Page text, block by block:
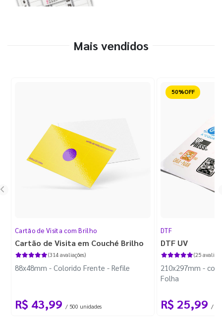
Mais vendidos
Cartão de Visita com Brilho
Cartão de Visita em Couché Brilho
(314 avaliações)
88x48mm - Colorido Frente - Refile
R$ 43,99 / 500 unidades
Reduzido
DTF
DTF UV
(25
210x297mm -
Folha
R$ 25,99 / 1